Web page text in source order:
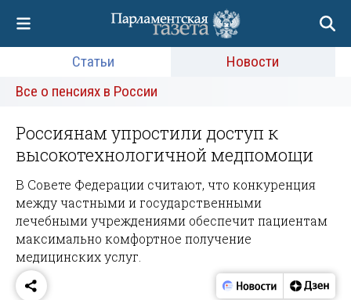
Статьи
Новости
Все о пенсиях в России
Россиянам упростили доступ к
высокотехнологичной медпомощи
В Совете Федерации считают, что конкуренция
между частными и государственными
лечебными учреждениями обеспечит пациентам
максимально комфортное получение
медицинских услуг.